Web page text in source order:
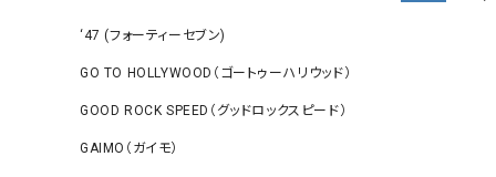
‘47 (フォーティーセブン)
GO TO HOLLYWOOD（ゴートゥーハリウッド）
GOOD ROCK SPEED（グッドロックスピード）
GAIMO（ガイモ）